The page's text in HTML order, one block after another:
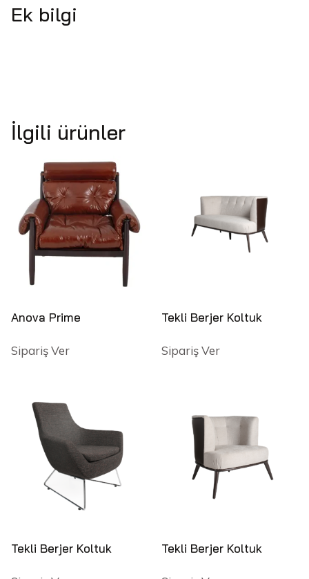
Ek bilgi
İlgili ürünler
Anova Prime
Sipariş Ver
Tekli Berjer Koltuk
Sipariş Ver
Tekli Berjer Koltuk Tekli Berjer Koltuk